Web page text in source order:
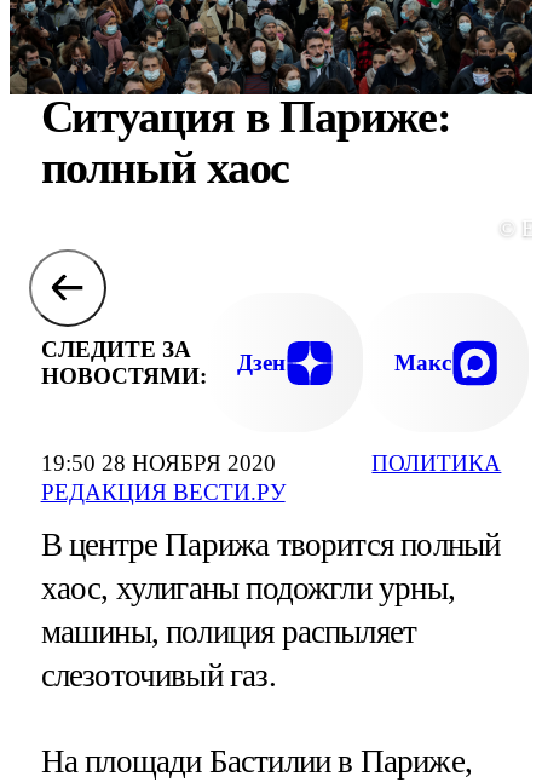
19:50 28 НОЯБРЯ 2020
РЕДАКЦИЯ ВЕСТИ.РУ
ПОЛИТИКА
Ситуация в Париже:
полный хаос
©
СЛЕДИТЕ ЗА
НОВОСТЯМИ:
Дзен Макс
В центре Парижа творится полный
хаос, хулиганы подожгли урны,
машины, полиция распыляет
слезоточивый газ.
На площади Бастилии в Париже,